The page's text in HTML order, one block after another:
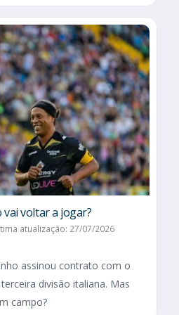
vai voltar a jogar?
atualização: 27/07/2026
assinou contrato com o
divisão italiana. Mas
campo?